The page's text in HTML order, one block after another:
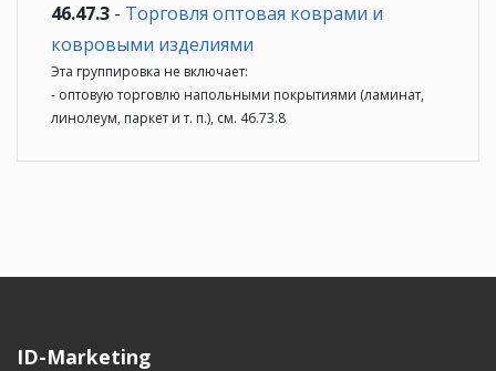
46.47.3 - Торговля оптовая коврами и
ковровыми изделиями
Эта группировка не включает:
- оптовую торговлю напольными покрытиями (ламинат,
линолеум, паркет и т. п.), см. 46.73.8
ID-Marketing